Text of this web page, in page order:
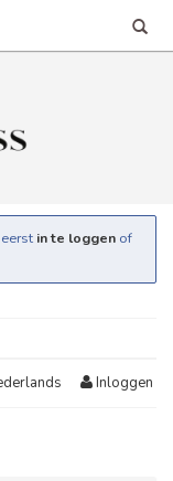
in te loggen of
Inloggen